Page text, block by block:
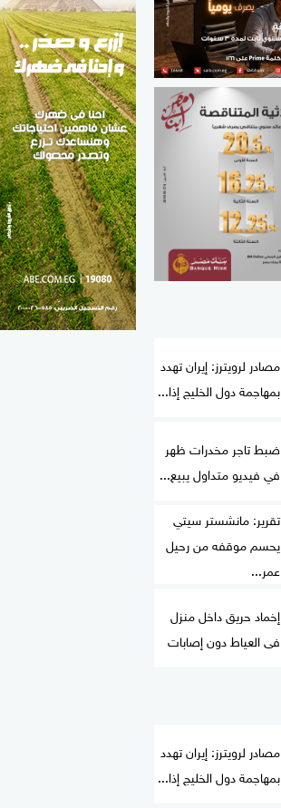
مواهب مصر
مصادر لرويترز: إيران تهدد
بمهاجمة دول الخليج إذا...
ضبط تاجر مخدرات ظهر
في فيديو متداول يبيع...
تقرير: مانشستر سيتي
يحسم موقفه من رحيل
عمر...
إخماد حريق داخل منزل
فى العياط دون إصابات
مصادر لرويترز: إيران تهدد
بمهاجمة دول الخليج إذا...